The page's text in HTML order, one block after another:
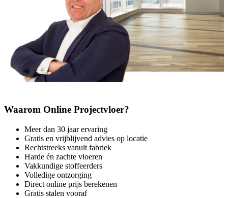
Waarom Online Projectvloer?
Meer dan 30 jaar ervaring
Gratis en vrijblijvend advies op locatie
Rechtstreeks vanuit fabriek
Harde én zachte vloeren
Vakkundige stoffeerders
Volledige ontzorging
Direct online prijs berekenen
Gratis stalen vooraf